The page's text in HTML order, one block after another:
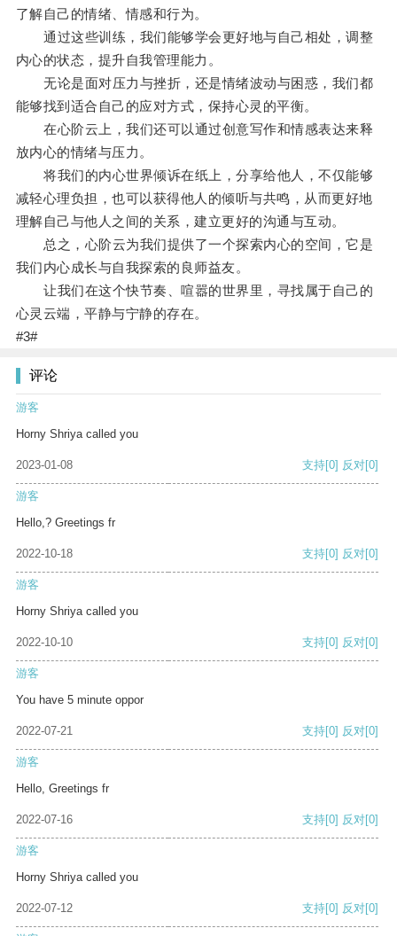
了解自己的情绪、情感和行为。
通过这些训练，我们能够学会更好地与自己相处，调整
内心的状态，提升自我管理能力。
无论是面对压力与挫折，还是情绪波动与困惑，我们都
能够找到适合自己的应对方式，保持心灵的平衡。
在心阶云上，我们还可以通过创意写作和情感表达来释
放内心的情绪与压力。
将我们的内心世界倾诉在纸上，分享给他人，不仅能够
减轻心理负担，也可以获得他人的倾听与共鸣，从而更好地
理解自己与他人之间的关系，建立更好的沟通与互动。
总之，心阶云为我们提供了一个探索内心的空间，它是
我们内心成长与自我探索的良师益友。
让我们在这个快节奏、喧嚣的世界里，寻找属于自己的
心灵云端，平静与宁静的存在。
#3#
评论
游客
Horny Shriya called you
2023-01-08 支持[0] 反对[0]
游客
Hello,? Greetings fr
2022-10-18 支持[0] 反对[0]
游客
Horny Shriya called you
2022-10-10 支持[0] 反对[0]
游客
You have 5 minute oppor
2022-07-21 支持[0] 反对[0]
游客
Hello, Greetings fr
2022-07-16 支持[0] 反对[0]
游客
Horny Shriya called you
2022-07-12 支持[0] 反对[0]